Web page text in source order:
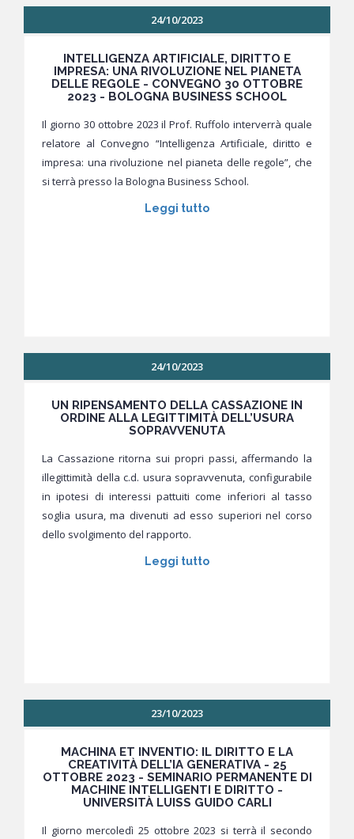
24/10/2023
INTELLIGENZA ARTIFICIALE, DIRITTO E
IMPRESA: UNA RIVOLUZIONE NEL PIANETA
DELLE REGOLE - CONVEGNO 30 OTTOBRE
2023 - BOLOGNA BUSINESS SCHOOL
Il giorno 30 ottobre 2023 il Prof. Ruffolo interverrà quale
relatore al Convegno “Intelligenza Artificiale, diritto e
impresa: una rivoluzione nel pianeta delle regole”, che
si terrà presso la Bologna Business School.
Leggi tutto
24/10/2023
UN RIPENSAMENTO DELLA CASSAZIONE IN
ORDINE ALLA LEGITTIMITÀ DELL’USURA
SOPRAVVENUTA
La Cassazione ritorna sui propri passi, affermando la
illegittimità della c.d. usura sopravvenuta, configurabile
in ipotesi di interessi pattuiti come inferiori al tasso
soglia usura, ma divenuti ad esso superiori nel corso
dello svolgimento del rapporto.
Leggi tutto
23/10/2023
MACHINA ET INVENTIO: IL DIRITTO E LA
CREATIVITÀ DELL’IA GENERATIVA - 25
OTTOBRE 2023 - SEMINARIO PERMANENTE DI
MACHINE INTELLIGENTI E DIRITTO -
UNIVERSITÀ LUISS GUIDO CARLI
Il giorno mercoledì 25 ottobre 2023 si terrà il secondo